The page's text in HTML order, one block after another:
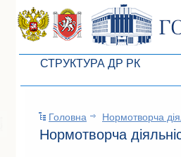
СТРУКТУРА ДР РК
Президія ВР АРК
Депутатський корпус
Головна Нормотворча
Нормотворча